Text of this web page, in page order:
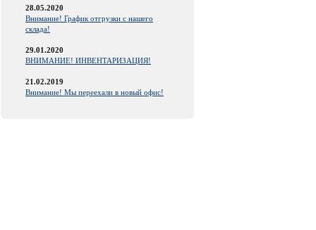
28.05.2020
Внимание! График отгрузки с нашего
склада!
29.01.2020
ВНИМАНИЕ! ИНВЕНТАРИЗАЦИЯ!
21.02.2019
Внимание! Мы переехали в новый офис!